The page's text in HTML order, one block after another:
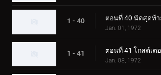
1 - 40 ตอนที่ 40 นัดสุดท้
Jan. 01, 1972
1 - 41 ตอนที่ 41 โกสต์เ
Jan. 08, 1972